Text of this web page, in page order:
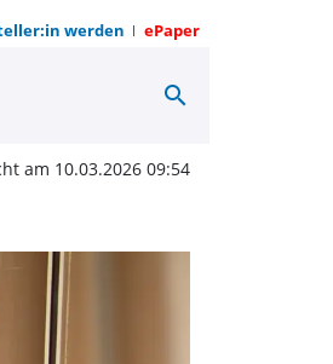
werden ePaper
search
am 10.03.2026 09:54